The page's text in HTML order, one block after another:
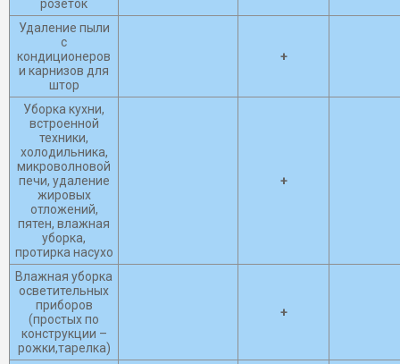
розеток
Удаление пыли
с
кондиционеров
и карнизов для
штор
+
Уборка кухни,
встроенной
техники,
холодильника,
микроволновой
печи, удаление
жировых
отложений,
пятен, влажная
уборка,
протирка насухо
+
Влажная уборка
осветительных
приборов
(простых по
конструкции –
рожки,тарелка)
+